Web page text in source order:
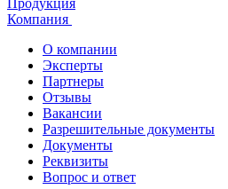
Продукция
Компания
О компании
Эксперты
Партнеры
Отзывы
Вакансии
Разрешительные документы
Документы
Реквизиты
Вопрос и ответ